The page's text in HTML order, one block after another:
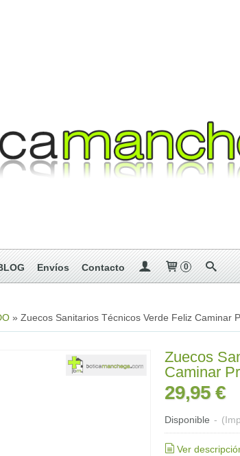
Envíos Contacto 0
» Zuecos Sanitarios Técnicos Verde Feliz Caminar
Zuecos
Caminar
29,95 €
Disponible -
Ver